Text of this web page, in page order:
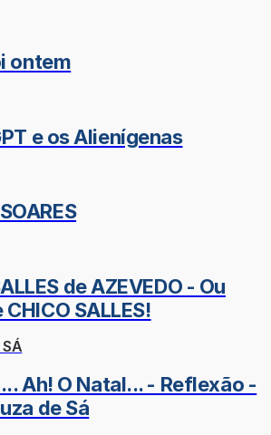
ontem
e os Alienígenas
de AZEVEDO - Ou
SALLES!
SÁ
Ah! O Natal... - Reflexão -
de Sá